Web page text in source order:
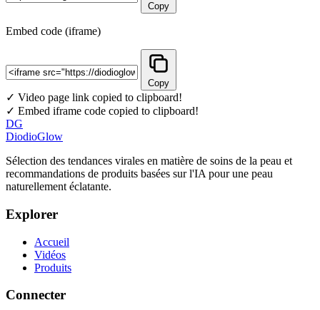
Copy
Embed code (iframe)
Copy
✓ Video page link copied to clipboard!
✓ Embed iframe code copied to clipboard!
DG
DiodioGlow
Sélection des tendances virales en matière de soins de la peau et
recommandations de produits basées sur l'IA pour une peau
naturellement éclatante.
Explorer
Accueil
Vidéos
Produits
Connecter